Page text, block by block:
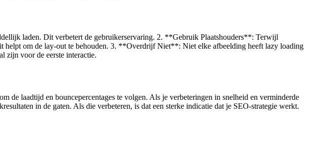
laden. Dit verbetert de gebruikerservaring. 2. **Gebruik Plaatshouders**: Terwijl
helpt om de lay-out te behouden. 3. **Overdrijf Niet**: Niet elke afbeelding heeft lazy loading
zijn voor de eerste interactie.
de laadtijd en bouncepercentages te volgen. Als je verbeteringen in snelheid en verminderde
in de gaten. Als die verbeteren, is dat een sterke indicatie dat je SEO-strategie werkt.